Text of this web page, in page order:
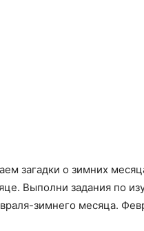
загадки о зимних
Выполни задания по
зимнего месяца.